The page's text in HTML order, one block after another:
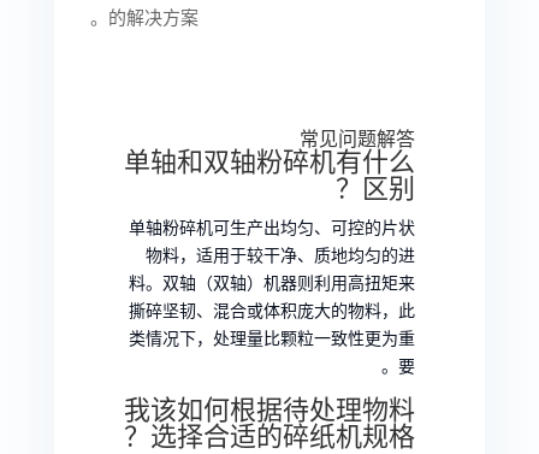
的解决方案。
常见问题解答
单轴和双轴粉碎机有什么
区别？
单轴粉碎机可生产出均匀、可控的片状
物料，适用于较干净、质地均匀的进
料。双轴（双轴）机器则利用高扭矩来
撕碎坚韧、混合或体积庞大的物料，此
类情况下，处理量比颗粒一致性更为重
要。
我该如何根据待处理物料
选择合适的碎纸机规格？